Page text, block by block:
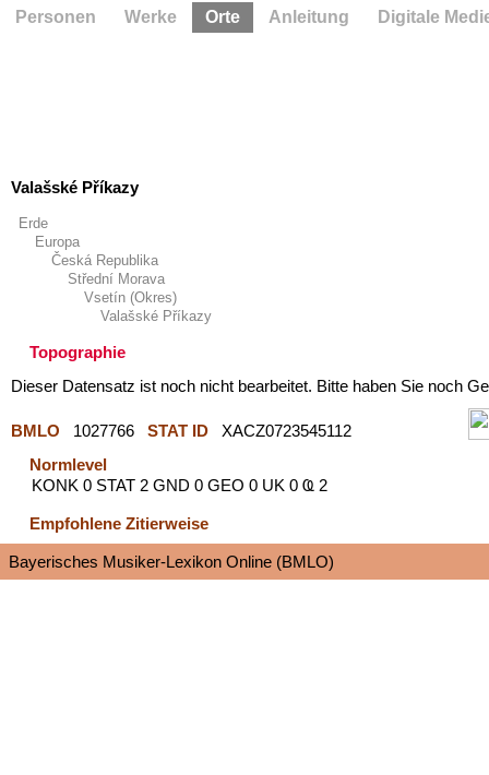
Valašské Příkazy
Erde
Europa
Česká Republika
Střední Morava
Vsetín (Okres)
Valašské Příkazy
Topographie
Dieser Datensatz ist noch nicht bearbeitet. Bitte haben Sie noch
BMLO 1027766 STAT ID
XACZ0723545112
Normlevel
KONK 0 STAT 2 GND 0 GEO 0 UK 0 Ҩ 2
Empfohlene Zitierweise
Bayerisches Musiker-Lexikon Online (BMLO)
Personen Werke Orte Anleitung Digitale